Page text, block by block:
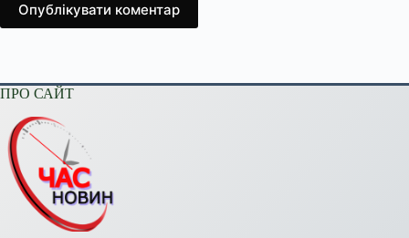
Опублікувати коментар
ПРО САЙТ